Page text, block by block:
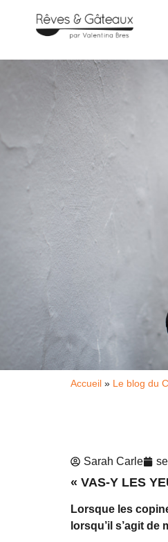
Accueil » Le blog du
Sarah Carle
« VAS-Y LES
Lorsque les
lorsqu’il s’agit de